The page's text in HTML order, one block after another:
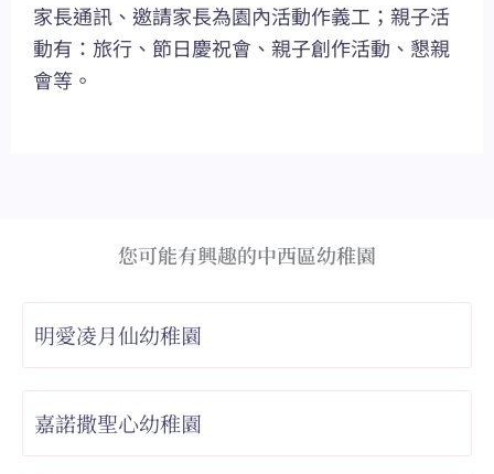
家長通訊、邀請家長為園內活動作義工；親子活
動有：旅行、節日慶祝會、親子創作活動、懇親
會等。
您可能有興趣的中西區幼稚園
明愛凌月仙幼稚園
嘉諾撒聖心幼稚園